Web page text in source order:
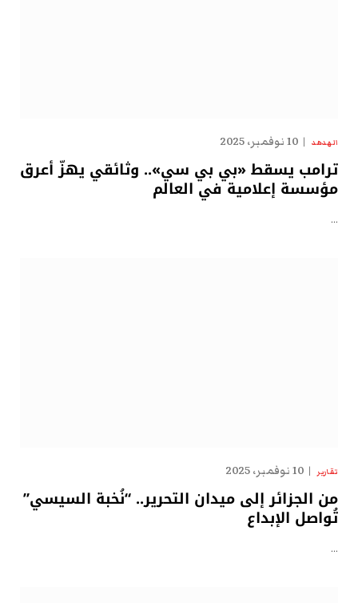
الهدهد 10 نوفمبر، 2025
ترامب يسقط «بي بي سي».. وثائقي يهزّ أعرق
مؤسسة إعلامية في العالم
…
تقارير 10 نوفمبر، 2025
من الجزائر إلى ميدان التحرير.. “نُخبة السيسي”
تُواصل الإبداع
…